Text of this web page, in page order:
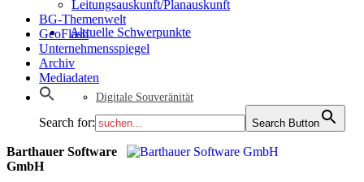
Aktuelle Schwerpunkte
Digitale Souveränität
Leitungsauskunft/Planauskunft
BG-Themenwelt
GeoFlash
Unternehmensspiegel
Archiv
Mediadaten
Search for: Search Button
Barthauer Software
GmbH